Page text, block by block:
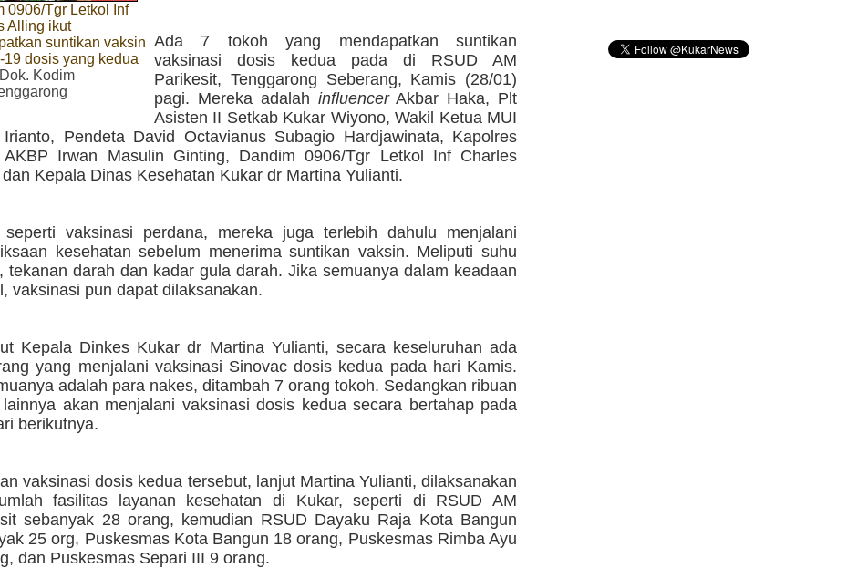
0906/Tgr Letkol Inf
Alling ikut
suntikan vaksin
19 dosis yang kedua
Dok. Kodim
Ada 7 tokoh yang mendapatkan suntikan
vaksinasi dosis kedua pada di RSUD AM
Parikesit, Tenggarong Seberang, Kamis (28/01)
pagi. Mereka adalah influencerAkbar Haka, Plt
Asisten II Setkab Kukar Wiyono, Wakil Ketua MUI
Irianto, Pendeta David Octavianus Subagio Hardjawinata, Kapolres
AKBP Irwan Masulin Ginting, Dandim 0906/Tgr Letkol Inf Charles
Kepala Dinas Kesehatan Kukar dr Martina Yulianti.
seperti vaksinasi perdana, mereka juga terlebih dahulu menjalani
kesehatan sebelum menerima suntikan vaksin. Meliputi suhu
tekanan darah dan kadar gula darah. Jika semuanya dalam keadaan
vaksinasi pun dapat dilaksanakan.
Kepala Dinkes Kukar dr Martina Yulianti, secara keseluruhan ada
yang menjalani vaksinasi Sinovac dosis kedua pada hari Kamis.
adalah para nakes, ditambah 7 orang tokoh. Sedangkan ribuan
lainnya akan menjalani vaksinasi dosis kedua secara bertahap pada
berikutnya.
vaksinasi dosis kedua tersebut, lanjut Martina Yulianti, dilaksanakan
fasilitas layanan kesehatan di Kukar, seperti di RSUD AM
sebanyak 28 orang, kemudian RSUD Dayaku Raja Kota Bangun
25 org, Puskesmas Kota Bangun 18 orang, Puskesmas Rimba Ayu
dan Puskesmas Separi III 9 orang.